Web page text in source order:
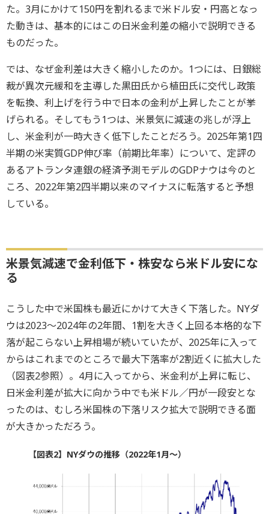
た。3月にかけて150円を割れるまで米ドル安・円高となっ
た動きは、基本的にはこの日米金利差の縮小で説明できる
ものだった。
では、なぜ金利差は大きく縮小したのか。1つには、日銀総
裁が異次元緩和を主導した黒田氏から植田氏に交代し政策
を転換、利上げを行う中で日本の金利が上昇したことが挙
げられる。そしてもう1つは、米景気に減速の兆しが浮上
し、米金利が一時大きく低下したことだろう。2025年第1四
半期の米実質GDP伸び率（前期比年率）について、定評の
あるアトランタ連銀の経済予測モデルのGDPナウは今のと
ころ、2022年第2四半期以来のマイナスに転落すると予想
している。
米景気減速で金利低下・株安なら米ドル安にな
る
こうした中で米国株も最近にかけて大きく下落した。NYダ
ウは2023～2024年の2年間、1割を大きく上回る本格的な下
落が起こらない上昇相場が続いていたが、2025年に入って
からはこれまでのところで最大下落率が2割近くに拡大した
（図表2参照）。4月に入ってから、米金利が上昇に転じ、
日米金利差が拡大に向かう中でも米ドル／円が一段安とな
ったのは、むしろ米国株の下落リスク拡大で説明できる面
が大きかっただろう。
【図表2】NYダウの推移（2022年1月～）